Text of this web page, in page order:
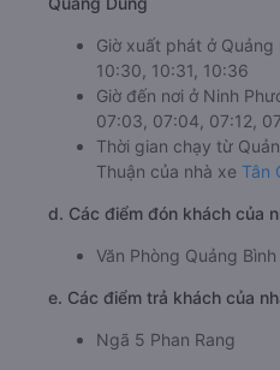
Giờ xuất phát ở Quảng
10:30, 10:31, 10:36
Giờ đến nơi ở Ninh
07:03, 07:04, 07:12,
Thời gian chạy từ
Thuận của nhà xe Tân
d. Các điểm đón khách của
Văn Phòng Quảng Bình
e. Các điểm trả khách của
Ngã 5 Phan Rang